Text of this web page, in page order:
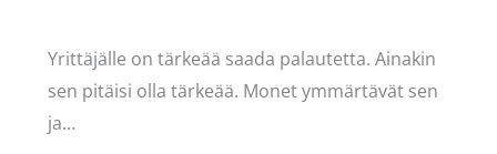
Yrittäjälle on tärkeää saada palautetta. Ainakin
sen pitäisi olla tärkeää. Monet ymmärtävät sen
ja…